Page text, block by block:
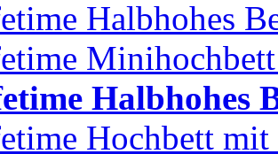
Halbhohes
Halbhohes
Hochbett mit